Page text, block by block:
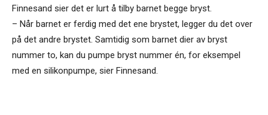
Finnesand sier det er lurt å tilby barnet begge bryst.
– Når barnet er ferdig med det ene brystet, legger du det over
på det andre brystet. Samtidig som barnet dier av bryst
nummer to, kan du pumpe bryst nummer én, for eksempel
med en silikonpumpe, sier Finnesand.